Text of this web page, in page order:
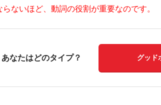
らないほど、動詞の役割が重要なのです。
なたはどのタイプ？ グッド